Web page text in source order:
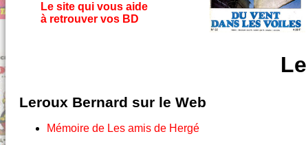
Le site qui vous aide
à retrouver vos BD
Leroux Bernard sur le Web
Mémoire de Les amis de Hergé